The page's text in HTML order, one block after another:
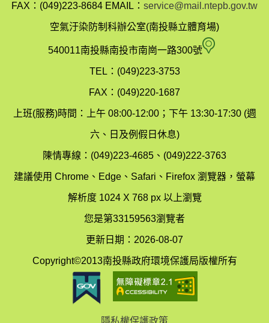
縣
保
局
圖
FAX：(049)223-8684 EMAIL： service@mail.ntepb.gov.tw
空氣汙染防制科辦公室(南投縣立體育場)
540011南投縣南投市南崗一路300號 空
染
制
科
(南
TEL：(049)223-3753
FAX：(049)220-1687
上班(服務)時間：上午 08:00-12:00；下午 13:30-17:30 (週
六、日及例假日休息)
陳情專線：(049)223-4685、(049)222-3763
建議使用 Chrome、Edge、Safari、Firefox 瀏覽器，螢幕
解析度 1024 X 768 px 以上瀏覽
您是第33159563瀏覽者
更新日期：2026-08-07
Copyright©2013南投縣政府環境保護局版權所有
隱私權保護政策